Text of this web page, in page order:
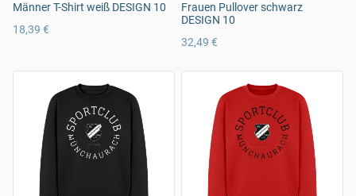
Männer T-Shirt weiß DESIGN 10
18,39 €
Frauen Pullover schwarz
DESIGN 10
32,49 €